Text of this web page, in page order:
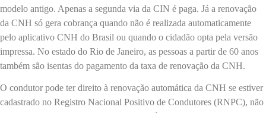
modelo antigo. Apenas a segunda via da CIN é paga. Já a renovação
da CNH só gera cobrança quando não é realizada automaticamente
pelo aplicativo CNH do Brasil ou quando o cidadão opta pela versão
impressa. No estado do Rio de Janeiro, as pessoas a partir de 60 anos
também são isentas do pagamento da taxa de renovação da CNH.
O condutor pode ter direito à renovação automática da CNH se estiver
cadastrado no Registro Nacional Positivo de Condutores (RNPC), não